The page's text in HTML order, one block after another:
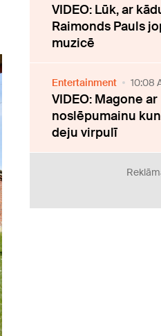
VIDEO: Lūk, ar
Raimonds Pauls
muzicē
Entertainment 10:08
VIDEO: Magone ar
noslēpumainu
deju virpulī